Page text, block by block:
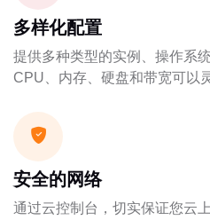
多样化配置
提供多种类型的实例、操作系
CPU、内存、硬盘和带宽可以
安全的网络
通过云控制台，切实保证您云